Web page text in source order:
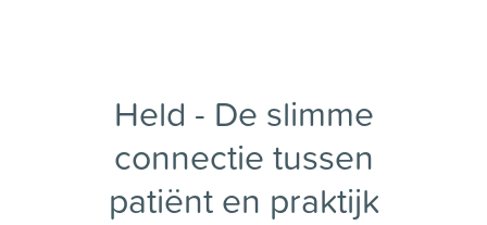
Held - De slimme
connectie tussen
patiënt en praktijk